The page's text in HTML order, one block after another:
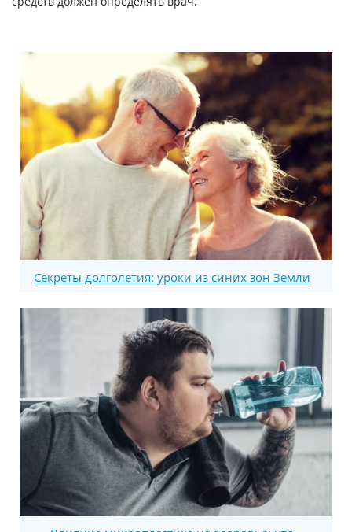
Секреты долголетия: уроки из синих зон Земли